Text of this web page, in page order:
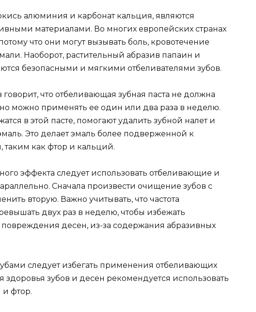
алюминия и карбонат кальция, являются
материалами. Во многих европейских странах
что они могут вызывать боль, кровотечение
Наоборот, растительный абразив папаин и
безопасными и мягкими отбеливателями зубов.
что отбеливающая зубная паста не должна
можно применять ее один или два раза в неделю.
в этой пасте, помогают удалить зубной налет и
Это делает эмаль более подверженной к
как фтор и кальций.
эффекта следует использовать отбеливающие и
Сначала произвести очищение зубов с
вторую. Важно учитывать, что частота
двух раз в неделю, чтобы избежать
десен, из-за содержания абразивных
следует избегать применения отбеливающих
здоровья зубов и десен рекомендуется использовать
фтор.